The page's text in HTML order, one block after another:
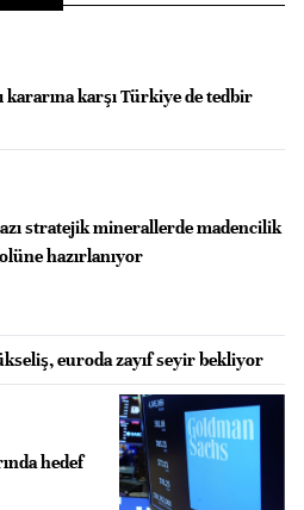
kararına karşı Türkiye de tedbir
stratejik minerallerde madencilik
hazırlanıyor
euroda zayıf seyir bekliyor
hedef